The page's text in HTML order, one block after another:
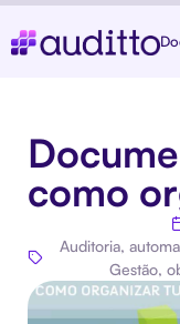
como
Auditoria,
Gestão,